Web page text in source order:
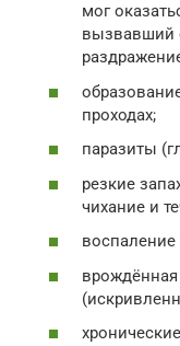
мог
вызвавший
проходах;
паразиты
резкие
чихание и
воспаление
врождённая